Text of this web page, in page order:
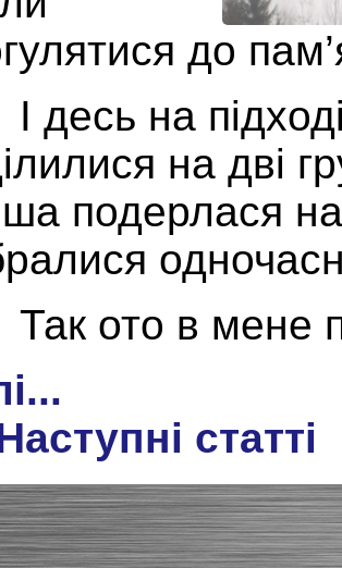
до
І десь на
на дві
подерлася
Так ото в мене
статті